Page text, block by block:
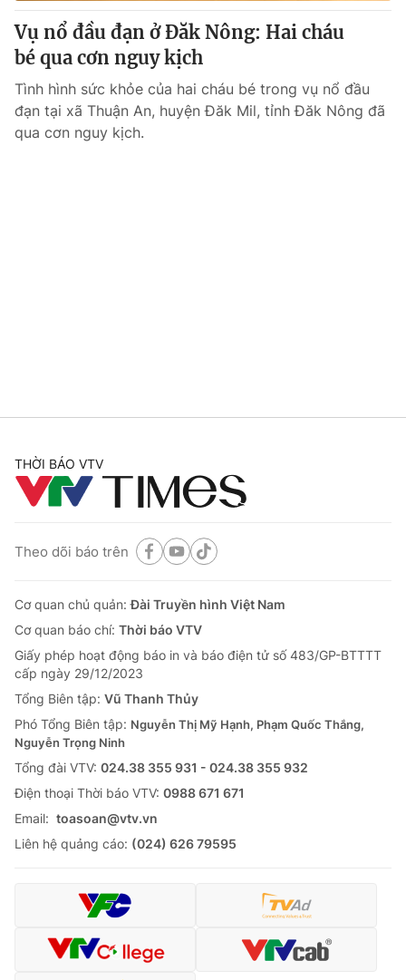
Vụ nổ đầu đạn ở Đăk Nông: Hai cháu
bé qua cơn nguy kịch
Tình hình sức khỏe của hai cháu bé trong vụ nổ đầu
đạn tại xã Thuận An, huyện Đăk Mil, tỉnh Đăk Nông đã
qua cơn nguy kịch.
THỜI BÁO VTV
Theo dõi báo trên
Cơ quan chủ quản:Đài Truyền hình Việt Nam
Cơ quan báo chí: Thời báo VTV
Giấy phép hoạt động báo in và báo điện tử số 483/GP-BTTTT
cấp ngày 29/12/2023
Tổng Biên tập: Vũ Thanh Thủy
Phó Tổng Biên tập: Nguyễn Thị Mỹ Hạnh, Phạm Quốc Thắng,
Nguyễn Trọng Ninh
Tổng đài VTV: 024.38 355 931 - 024.38 355 932
Ðiện thoại Thời báo VTV: 0988 671 671
Email: toasoan@vtv.vn
Liên hệ quảng cáo: (024) 626 79595